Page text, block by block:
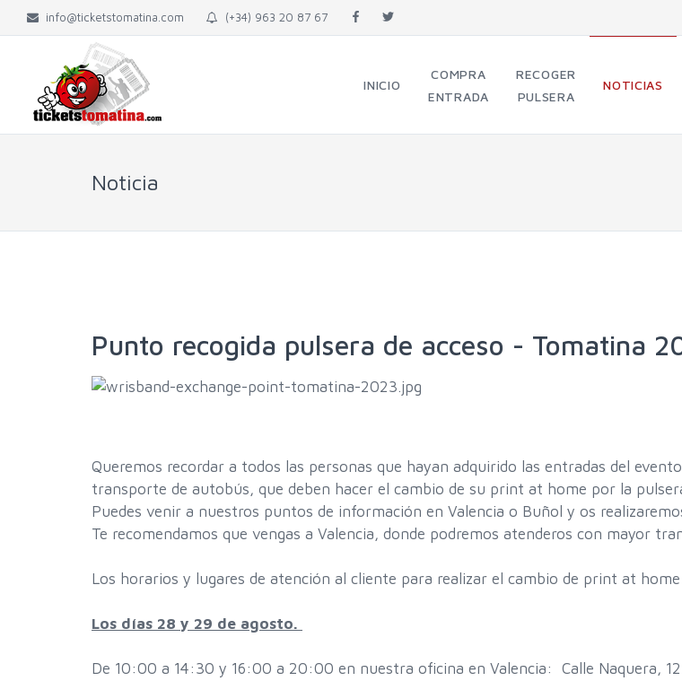
info@ticketstomatina.com (+34) 963 20 87 67
INICIO
COMPRA
ENTRADA
RECOGER
PULSERA
NOTICIAS
Noticia
Punto recogida pulsera de acceso - Tomatina
Queremos recordar a todos las personas que hayan adquirido las entradas del evento
transporte de autobús, que deben hacer el cambio de su print at home por la
Puedes venir a nuestros puntos de información en Valencia o Buñol y os
Te recomendamos que vengas a Valencia, donde podremos atenderos con mayor
Los horarios y lugares de atención al cliente para realizar el cambio de print at
Los días 28 y 29 de agosto.
De 10:00 a 14:30 y 16:00 a 20:00 en nuestra oficina en Valencia: Calle Naquera,